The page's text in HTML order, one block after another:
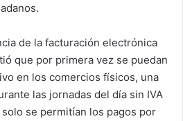
de la facturación electrónica
que por primera vez se puedan
en los comercios físicos, una
las jornadas del día sin IVA
se permitían los pagos por